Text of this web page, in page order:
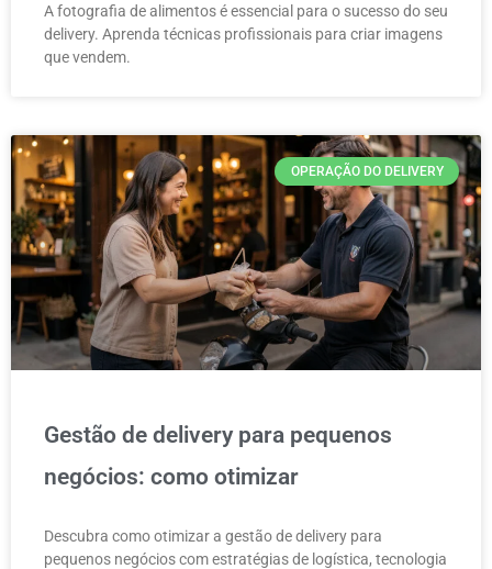
A fotografia de alimentos é essencial para o sucesso do seu
delivery. Aprenda técnicas profissionais para criar imagens
que vendem.
OPERAÇÃO DO DELIVERY
Gestão de delivery para pequenos
negócios: como otimizar
Descubra como otimizar a gestão de delivery para
pequenos negócios com estratégias de logística, tecnologia